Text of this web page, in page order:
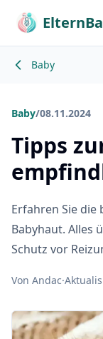
Baby
Baby/08.11.2024
Tipps
Erfahren Sie
Babyhaut. Alles
Schutz vor
Von Andac·